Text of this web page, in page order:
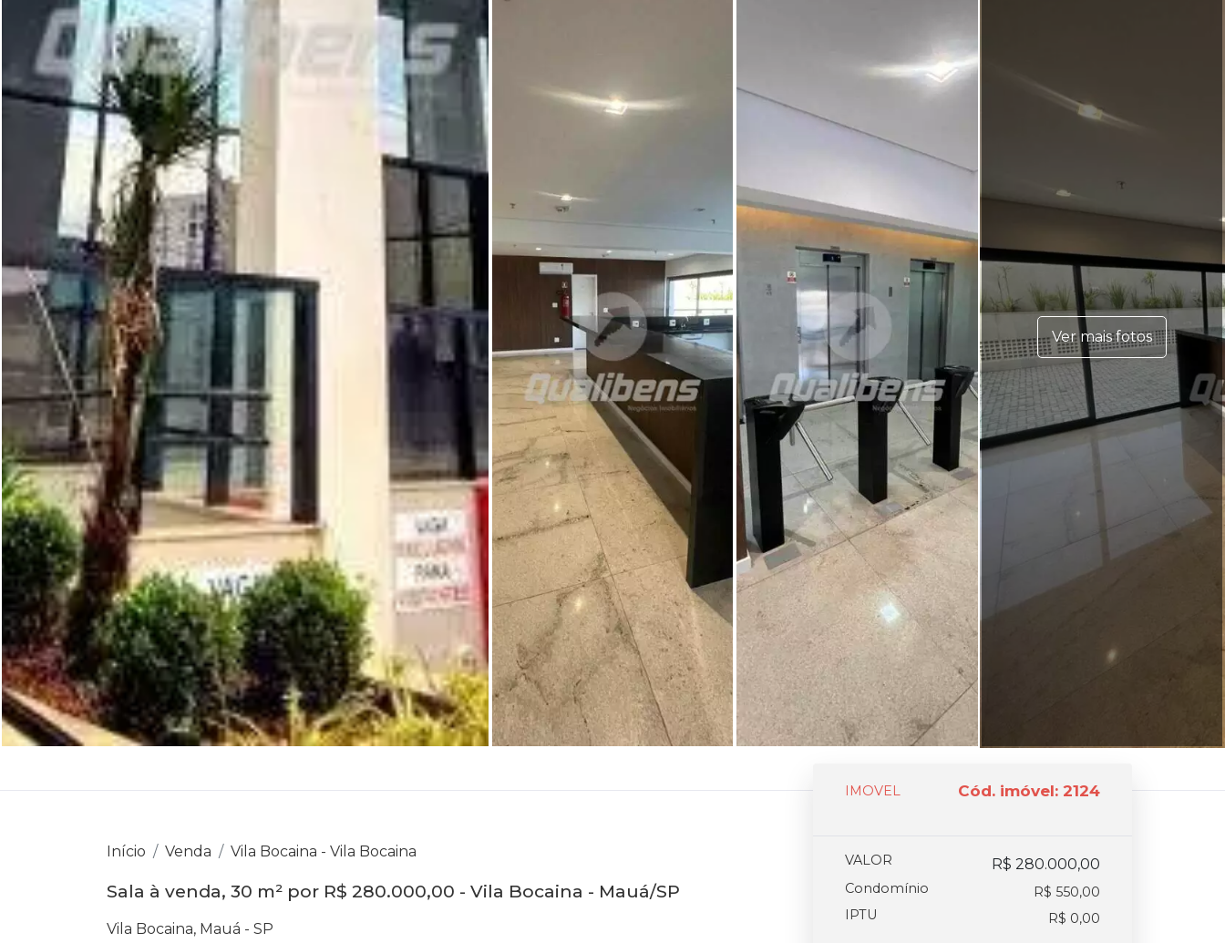
Ver mais fotos
Início Venda Vila Bocaina - Vila Bocaina
Sala à venda, 30 m² por R$ 280.000,00 - Vila Bocaina - Mauá/SP
Vila Bocaina, Mauá - SP
IMOVEL Cód. imóvel: 2124
VALOR R$ 280.000,00
Condomínio
R$ 550,00
IPTU
R$ 0,00